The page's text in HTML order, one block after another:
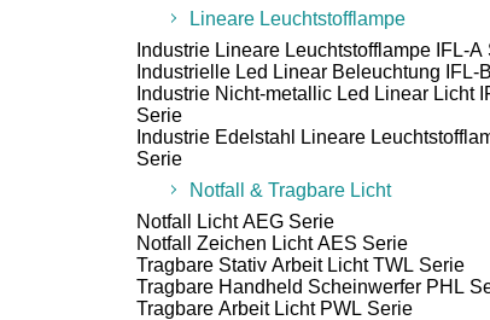
Lineare Leuchtstofflampe
Industrie Lineare Leuchtstofflampe IFL-A
Industrielle Led Linear Beleuchtung IFL-
Industrie Nicht-metallic Led Linear Licht
Serie
Industrie Edelstahl Lineare
Serie
Notfall & Tragbare Licht
Notfall Licht AEG Serie
Notfall Zeichen Licht AES Serie
Tragbare Stativ Arbeit Licht TWL Serie
Tragbare Handheld Scheinwerfer PHL
Tragbare Arbeit Licht PWL Serie